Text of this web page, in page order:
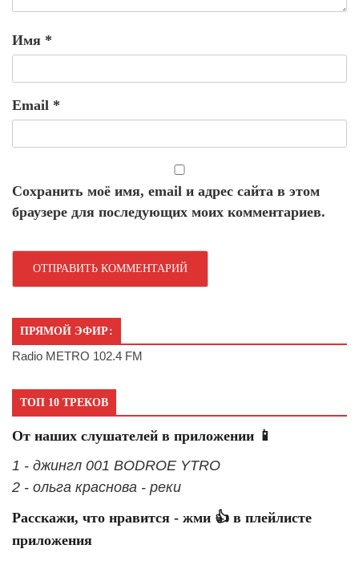
Имя *
Email *
Сохранить моё имя, email и адрес сайта в этом
браузере для последующих моих комментариев.
ПРЯМОЙ ЭФИР:
Radio METRO 102.4 FM
ТОП 10 ТРЕКОВ
От наших слушателей в приложении 📱
1 - джингл 001 BODROE YTRO
2 - ольга краснова - реки
Расскажи, что нравится - жми 👍 в плейлисте
приложения